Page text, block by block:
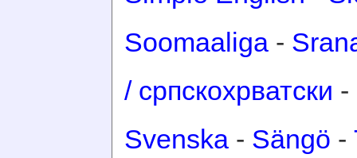
Soomaaliga -
/ српскохрватски -
Svenska - Sängö -